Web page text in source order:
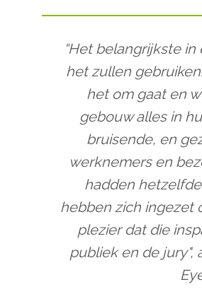
“Het belangrijkste
het zullen
het om gaat en
gebouw alles in
bruisende, en
werknemers en
hadden
hebben zich ingezet
plezier dat die
publiek en de jury",